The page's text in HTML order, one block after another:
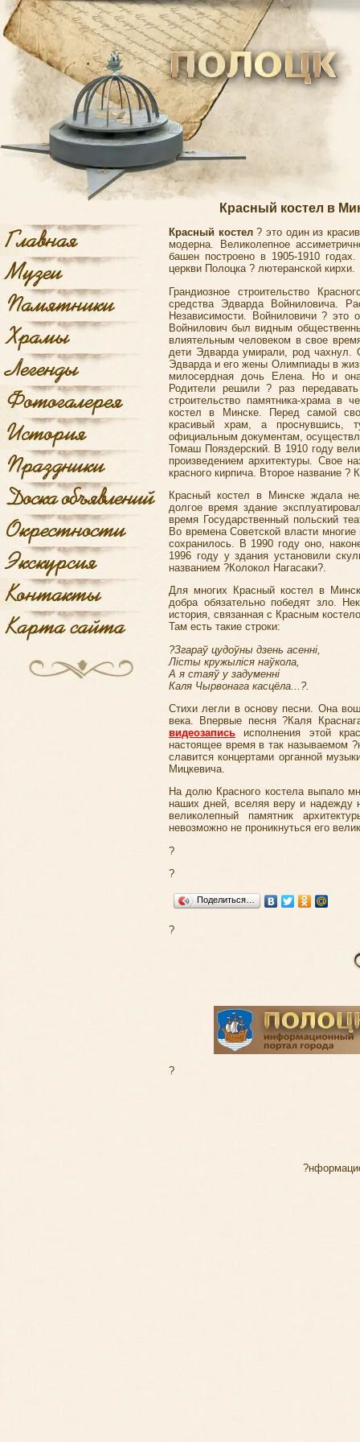
Красный костел в
Красный костел? это один из
модерна. Великолепное
башен построено в 1905-1910
церкви Полоцка? лютеранской кирхи.
Грандиозное строительство
средства Эдварда Войниловича.
Независимости. Войниловичи ? это
Войнилович был видным
влиятельным человеком в свое
дети Эдварда умирали, род
Эдварда и его жены Олимпиады в
милосердная дочь Елена. Но и
Родители решили ? раз
строительство памятника-храма в
костел в Минске. Перед самой
красивый храм, а проснувшись,
официальным документам,
Томаш Пояздерский. В 1910 году
произведением архитектуры. Свое
красного кирпича. Второе название
Красный костел в Минске ждала
долгое время здание
время Государственный польский
Во времена Советской власти
сохранилось. В 1990 году оно,
1996 году у здания установили
названием ?Колокол Нагасаки?.
Для многих Красный костел в
добра обязательно победят зло.
история, связанная с Красным
Там есть такие строки:
?Згараў цудоўны дзень асеннi,
Лiсты кружылiся наўкола,
А я стаяў у задуменнi
Каля Чырвонага касцёла...?.
Стихи легли в основу песни. Она
века. Впервые песня ?Каля
видеозапись исполнения этой
настоящее время в так называемом
славится концертами органной
Мицкевича.
На долю Красного костела выпало
наших дней, вселяя веру и надежду
великолепный памятник
невозможно не проникнуться его
?
?
Поделиться…
?
?